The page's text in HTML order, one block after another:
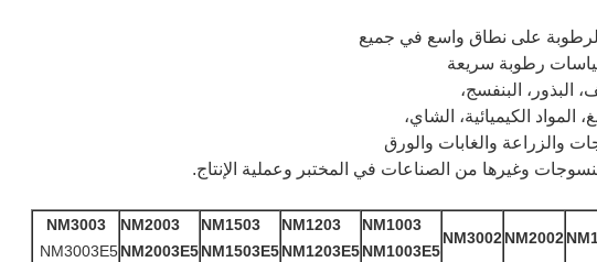
على نطاق واسع في جميع
رطوبة سريعة
البذور، البنفسج،
المواد الكيميائية، الشاي،
والزراعة والغابات والورق
وغيرها من الصناعات في المختبر وعملية الإنتاج.
NM2002
NM3002
NM1003
NM1003E5
NM1203
NM1203E5
NM1503
NM1503E5
NM2003
NM2003E5
NM3003
NM3003E5